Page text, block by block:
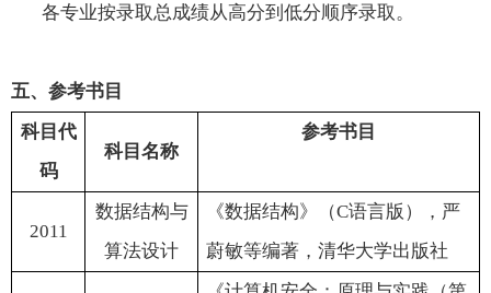
各专业按录取总成绩从高分到低分顺序录取。
五、参考书目
科目代
码
科目名称
参考书目
2011
数据结构与
算法设计
《数据结构》（C语言版），严
蔚敏等编著，清华大学出版社